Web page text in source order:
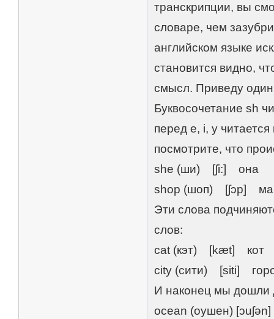
транскрипции, вы
словаре, чем
английском языке
становится видно,
смысл. Приведу
Буквосочетание sh
перед e, i, y читается
посмотрите, что
she (ши) [ʃi:] она
shop (шоп) [ʃɔp]
Эти слова
слов:
cat (кэт) [kæt] кот
city (сити) [siti]
И наконец мы дошли
ocean (оушен)